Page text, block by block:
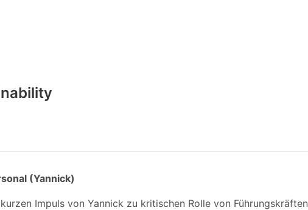
(Yannick)
Impuls von Yannick zu kritischen Rolle von Führungskräften